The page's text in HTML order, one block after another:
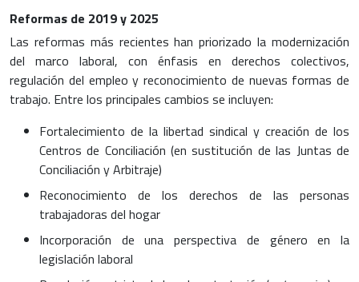
Reformas de 2019 y 2025
Las reformas más recientes han priorizado la modernización
del marco laboral, con énfasis en derechos colectivos,
regulación del empleo y reconocimiento de nuevas formas de
trabajo. Entre los principales cambios se incluyen:
Fortalecimiento de la libertad sindical y creación de los
Centros de Conciliación (en sustitución de las Juntas de
Conciliación y Arbitraje)
Reconocimiento de los derechos de las personas
trabajadoras del hogar
Incorporación de una perspectiva de género en la
legislación laboral